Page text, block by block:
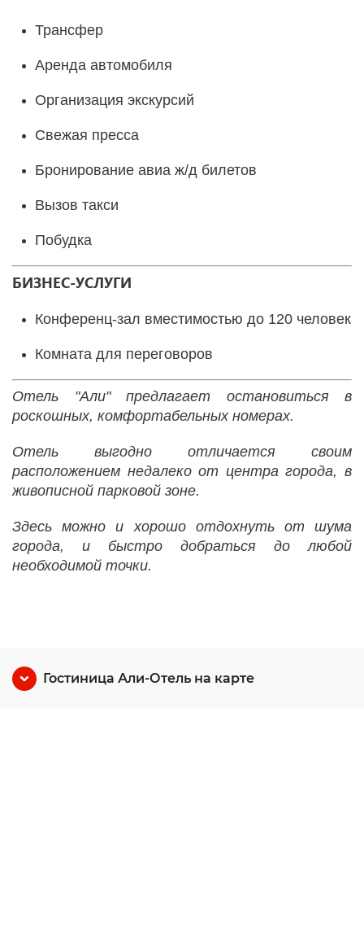
Трансфер
Аренда автомобиля
Организация экскурсий
Свежая пресса
Бронирование авиа ж/д билетов
Вызов такси
Побудка
БИЗНЕС-УСЛУГИ
Конференц-зал вместимостью до 120 человек
Комната для переговоров
Отель "Али" предлагает остановиться в
роскошных, комфортабельных номерах.
Отель выгодно отличается своим
расположением недалеко от центра города, в
живописной парковой зоне.
Здесь можно и хорошо отдохнуть от шума
города, и быстро добраться до любой
необходимой точки.
Гостиница Али-Отель на карте